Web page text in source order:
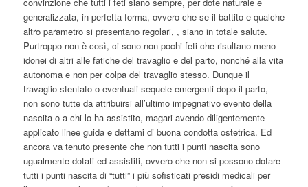
generalizzata, in perfetta forma, ovvero che se il battito e qualche
altro parametro si presentano regolari, , siano in totale salute.
Purtroppo non è così, ci sono non pochi feti che risultano meno
idonei di altri alle fatiche del travaglio e del parto, nonché alla vita
autonoma e non per colpa del travaglio stesso. Dunque il
travaglio stentato o eventuali sequele emergenti dopo il parto,
non sono tutte da attribuirsi all’ultimo impegnativo evento della
nascita o a chi lo ha assistito, magari avendo diligentemente
applicato linee guida e dettami di buona condotta ostetrica. Ed
ancora va tenuto presente che non tutti i punti nascita sono
ugualmente dotati ed assistiti, ovvero che non si possono dotare
tutti i punti nascita di “tutti” i più sofisticati presidi medicali per